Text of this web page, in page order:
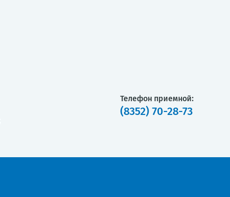
Телефон приемной:
(8352) 70-28-73